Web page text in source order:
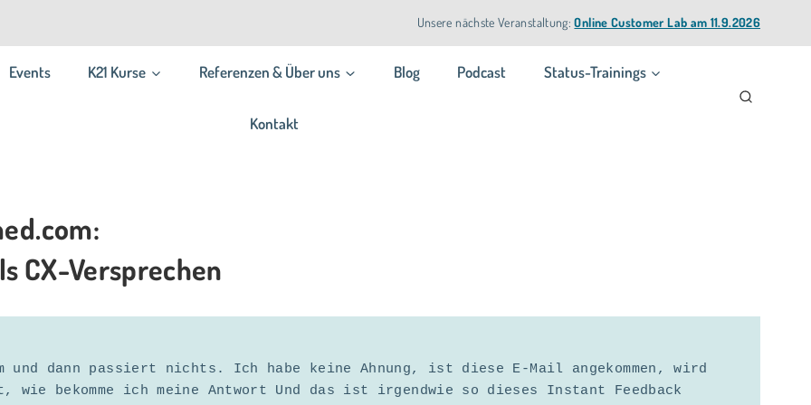
Unsere nächste Veranstaltung: Online Customer Lab am 11.9.2026
Events K21 Kurse Referenzen & Über uns Blog Podcast Status-Trainings
Kontakt
CX-Versprechen